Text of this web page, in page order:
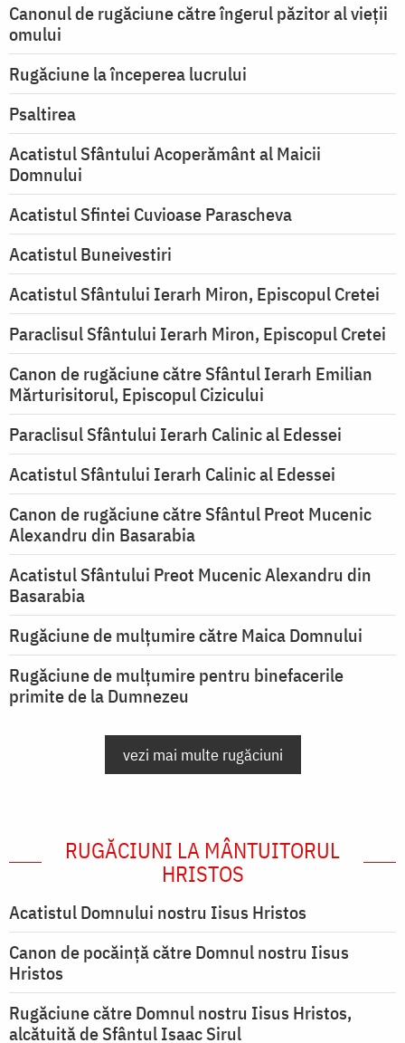
Canonul de rugăciune către îngerul păzitor al vieții
omului
Rugăciune la începerea lucrului
Psaltirea
Acatistul Sfântului Acoperământ al Maicii
Domnului
Acatistul Sfintei Cuvioase Parascheva
Acatistul Buneivestiri
Acatistul Sfântului Ierarh Miron, Episcopul Cretei
Paraclisul Sfântului Ierarh Miron, Episcopul Cretei
Canon de rugăciune către Sfântul Ierarh Emilian
Mărturisitorul, Episcopul Cizicului
Paraclisul Sfântului Ierarh Calinic al Edessei
Acatistul Sfântului Ierarh Calinic al Edessei
Canon de rugăciune către Sfântul Preot Mucenic
Alexandru din Basarabia
Acatistul Sfântului Preot Mucenic Alexandru din
Basarabia
Rugăciune de mulţumire către Maica Domnului
Rugăciune de mulțumire pentru binefacerile
primite de la Dumnezeu
vezi mai multe rugăciuni
RUGĂCIUNI LA MÂNTUITORUL
HRISTOS
Acatistul Domnului nostru Iisus Hristos
Canon de pocăință către Domnul nostru Iisus
Hristos
Rugăciune către Domnul nostru Iisus Hristos,
alcătuită de Sfântul Isaac Sirul